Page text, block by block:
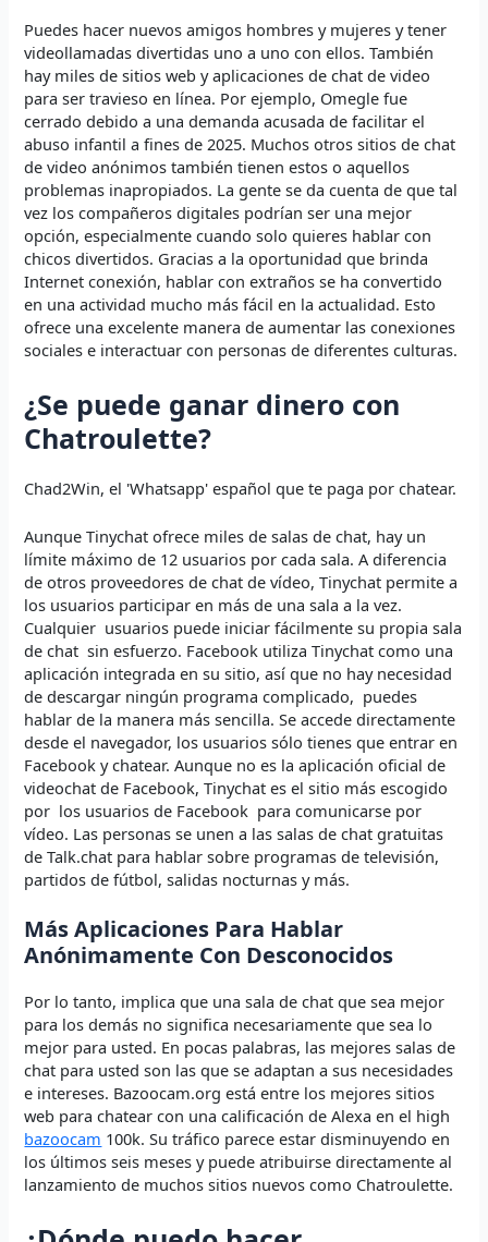
Puedes hacer nuevos amigos hombres y mujeres y tener
videollamadas divertidas uno a uno con ellos. También
hay miles de sitios web y aplicaciones de chat de video
para ser travieso en línea. Por ejemplo, Omegle fue
cerrado debido a una demanda acusada de facilitar el
abuso infantil a fines de 2025. Muchos otros sitios de chat
de video anónimos también tienen estos o aquellos
problemas inapropiados. La gente se da cuenta de que tal
vez los compañeros digitales podrían ser una mejor
opción, especialmente cuando solo quieres hablar con
chicos divertidos. Gracias a la oportunidad que brinda
Internet conexión, hablar con extraños se ha convertido
en una actividad mucho más fácil en la actualidad. Esto
ofrece una excelente manera de aumentar las conexiones
sociales e interactuar con personas de diferentes culturas.
¿Se puede ganar dinero con
Chatroulette?
Chad2Win, el 'Whatsapp' español que te paga por chatear.
Aunque Tinychat ofrece miles de salas de chat, hay un
límite máximo de 12 usuarios por cada sala. A diferencia
de otros proveedores de chat de vídeo, Tinychat permite a
los usuarios participar en más de una sala a la vez.
Cualquier usuarios puede iniciar fácilmente su propia sala
de chat sin esfuerzo. Facebook utiliza Tinychat como una
aplicación integrada en su sitio, así que no hay necesidad
de descargar ningún programa complicado, puedes
hablar de la manera más sencilla. Se accede directamente
desde el navegador, los usuarios sólo tienes que entrar en
Facebook y chatear. Aunque no es la aplicación oficial de
videochat de Facebook, Tinychat es el sitio más escogido
por los usuarios de Facebook para comunicarse por
vídeo. Las personas se unen a las salas de chat gratuitas
de Talk.chat para hablar sobre programas de televisión,
partidos de fútbol, ​​salidas nocturnas y más.
Más Aplicaciones Para Hablar
Anónimamente Con Desconocidos
Por lo tanto, implica que una sala de chat que sea mejor
para los demás no significa necesariamente que sea lo
mejor para usted. En pocas palabras, las mejores salas de
chat para usted son las que se adaptan a sus necesidades
e intereses. Bazoocam.org está entre los mejores sitios
web para chatear con una calificación de Alexa en el high
bazoocam 100k. Su tráfico parece estar disminuyendo en
los últimos seis meses y puede atribuirse directamente al
lanzamiento de muchos sitios nuevos como Chatroulette.